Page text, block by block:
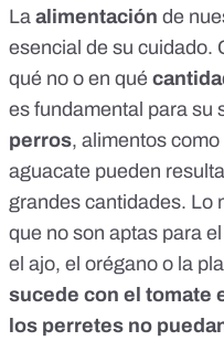
La alimentación de
esencial de su cuidado.
qué no o en qué
es fundamental para su
perros, alimentos como
aguacate pueden
grandes cantidades. Lo
que no son aptas para
el ajo, el orégano o la
sucede con el tomate
los perretes no